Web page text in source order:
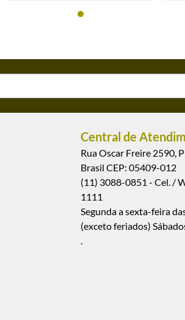
Central de
Rua Oscar Freire 2590,
Brasil CEP: 05409-012
(11) 3088-0851 - Cel. /
1111
Segunda a sexta-feira
(exceto feriados)
.